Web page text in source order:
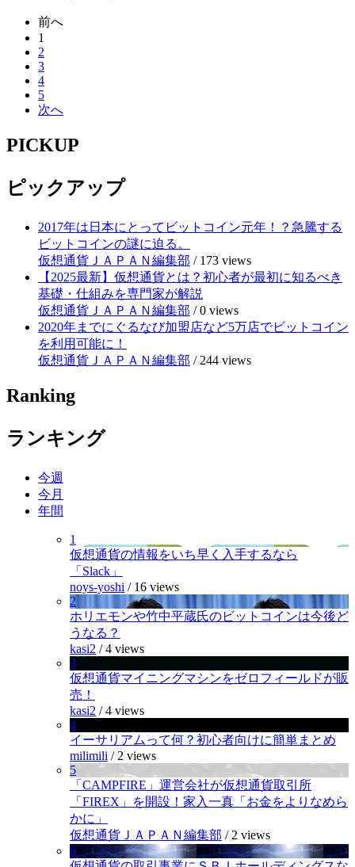
前へ
1
2
3
4
5
次へ
PICKUP
ピックアップ
2017年は日本にとってビットコイン元年！？急騰する
ビットコインの謎に迫る。
仮想通貨ＪＡＰＡＮ編集部 / 173 views
【2025最新】仮想通貨とは？初心者が最初に知るべき
基礎・仕組みを専門家が解説
仮想通貨ＪＡＰＡＮ編集部 /0 views
2020年までにぐるなび加盟店など5万店でビットコイン
を利用可能に！
仮想通貨ＪＡＰＡＮ編集部 / 244 views
Ranking
ランキング
今週
今月
年間
1
仮想通貨の情報をいち早く入手するなら
「Slack」
noys-yoshi / 16 views
2
ホリエモンや竹中平蔵氏のビットコインは今後ど
うなる？
kasi2 /4 views
3
仮想通貨マイニングマシンをゼロフィールドが販
売！
kasi2 /4 views
4
イーサリアムって何？初心者向けに簡単まとめ
milimili / 2 views
5
「CAMPFIRE」運営会社が仮想通貨取引所
「FIREX」を開設！家入一真「お金をよりなめら
かに」
仮想通貨ＪＡＰＡＮ編集部 / 2 views
6